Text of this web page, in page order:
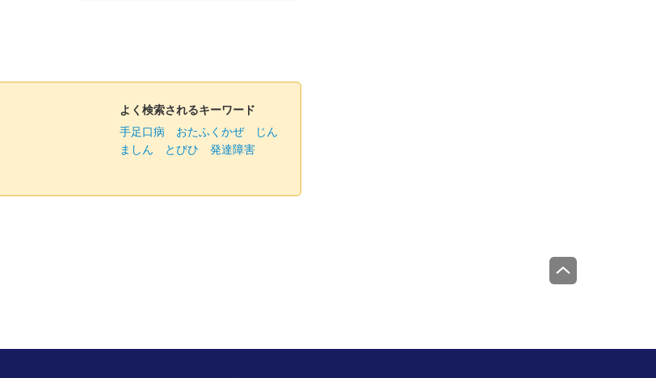
よく検索されるキーワード
手足口病
おたふくかぜ
じん
ましん
とびひ 発達障害